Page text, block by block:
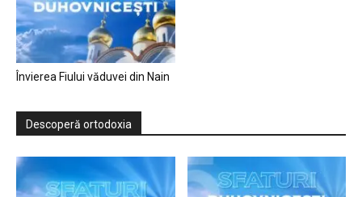
Învierea Fiului văduvei din Nain
Descoperă ortodoxia